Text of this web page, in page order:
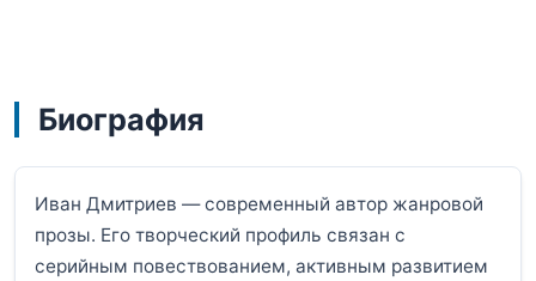
Биография
Иван Дмитриев — современный автор жанровой
прозы. Его творческий профиль связан с
серийным повествованием, активным развитием